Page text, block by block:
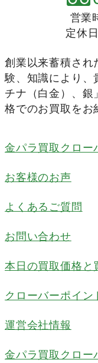
営業
定休
創業以来蓄積され
験、知識により、
チナ（白金）、銀
格でのお買取をお
金パラ買取クロー
お客様のお声
よくあるご質問
お問い合わせ
本日の買取価格と
クローバーポイン
運営会社情報
金パラ買取クロー